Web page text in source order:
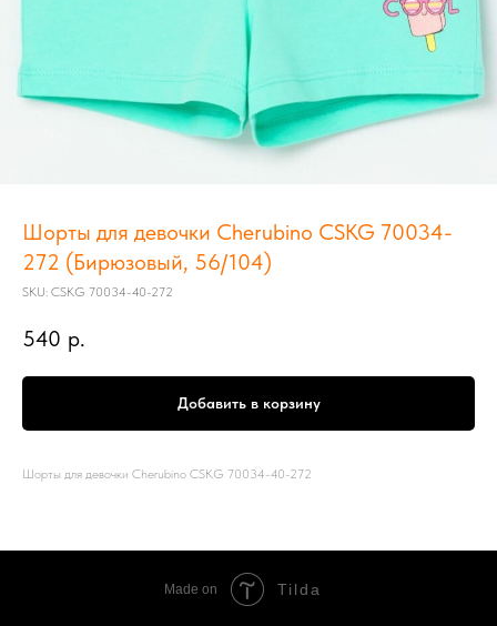
Шорты для девочки Cherubino CSKG 70034-
272 (Бирюзовый, 56/104)
SKU: CSKG 70034-40-272
540 р.
Добавить в корзину
Шорты для девочки Cherubino CSKG 70034-40-272
Made on Tilda